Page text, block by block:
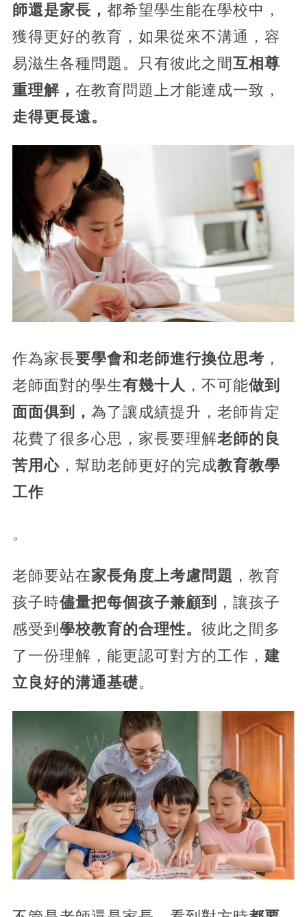
師還是家長， 都希望學生能在學校中，
獲得更好的教育，如果從來不溝通，容
易滋生各種問題。只有彼此之間互相尊
重理解， 在教育問題上才能達成一致，
走得更長遠。
作為家長要學會和老師進行換位思考 ，
老師面對的學生有幾十人 ，不可能做到
面面俱到， 為了讓成績提升，老師肯定
花費了很多心思，家長要理解老師的良
苦用心，幫助老師更好的完成教育教學
工作
。
老師要站在家長角度上考慮問題 ，教育
孩子時儘量把每個孩子兼顧到
，讓孩子
感受到 學校教育的合理性。 彼此之間多
了一份理解，能更認可對方的工作， 建
立良好的溝通基礎。